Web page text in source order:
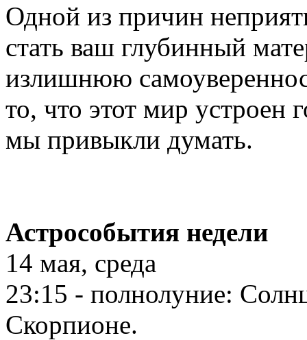
Одной из причин
стать ваш глубинный
излишнюю
то, что этот мир устроен
мы привыкли думать.
Астрособытия недели
14 мая, среда
23:15 - полнолуние:
Скорпионе.